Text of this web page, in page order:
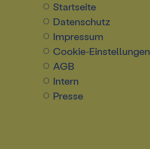
Startseite
Datenschutz
Impressum
Cookie-Einstellungen
AGB
Intern
Presse